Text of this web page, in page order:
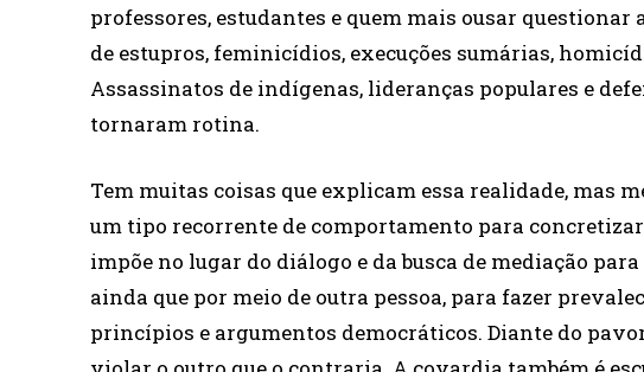
professores, estudantes e quem mais ousar
de estupros, feminicídios, execuções sumárias,
Assassinatos de indígenas, lideranças populares e
tornaram rotina.
Tem muitas coisas que explicam essa realidade, mas
um tipo recorrente de comportamento para
impõe no lugar do diálogo e da busca de mediação
ainda que por meio de outra pessoa, para fazer
princípios e argumentos democráticos. Diante do